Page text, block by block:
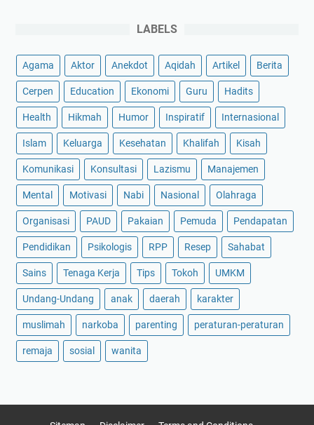
LABELS
Agama Aktor Anekdot Aqidah Artikel Berita
Cerpen Education Ekonomi Guru Hadits
Health Hikmah Humor Inspiratif Internasional
Islam Keluarga Kesehatan Khalifah Kisah
Komunikasi Konsultasi Lazismu Manajemen
Mental Motivasi Nabi Nasional Olahraga
Organisasi PAUD Pakaian Pemuda Pendapatan
Pendidikan Psikologis RPP Resep Sahabat
Sains Tenaga Kerja Tips Tokoh UMKM
Undang-Undang anak daerah karakter
muslimah narkoba parenting peraturan-peraturan
remaja sosial wanita